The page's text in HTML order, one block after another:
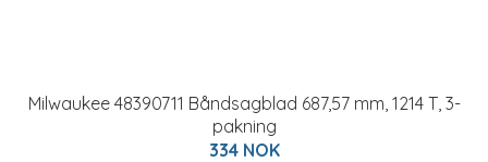
Milwaukee 48390711 Båndsagblad 687,57 mm, 1214 T, 3-
pakning
334 NOK